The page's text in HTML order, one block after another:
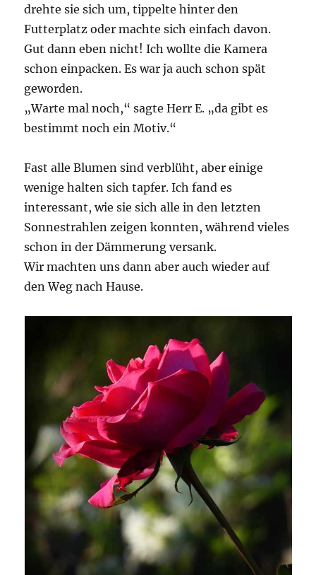
drehte sie sich um, tippelte hinter den
Futterplatz oder machte sich einfach davon.
Gut dann eben nicht! Ich wollte die Kamera
schon einpacken. Es war ja auch schon spät
geworden.
„Warte mal noch,“ sagte Herr E. „da gibt es
bestimmt noch ein Motiv.“
Fast alle Blumen sind verblüht, aber einige
wenige halten sich tapfer. Ich fand es
interessant, wie sie sich alle in den letzten
Sonnestrahlen zeigen konnten, während vieles
schon in der Dämmerung versank.
Wir machten uns dann aber auch wieder auf
den Weg nach Hause.